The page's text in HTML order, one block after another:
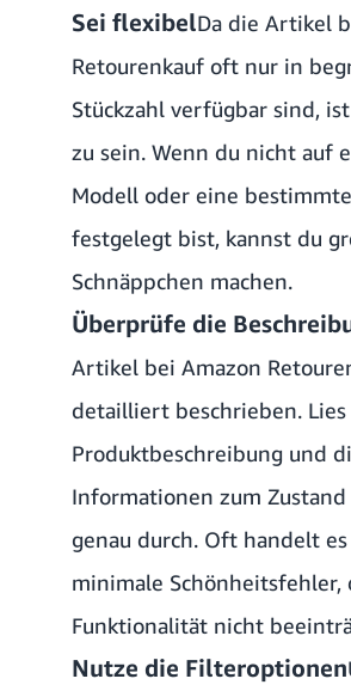
Sei flexibelDa die Artikel
Retourenkauf oft nur in
Stückzahl verfügbar sind,
zu sein. Wenn du nicht auf
Modell oder eine
festgelegt bist, kannst du
Schnäppchen machen.
Überprüfe die
Artikel bei Amazon
detailliert beschrieben.
Produktbeschreibung und
Informationen zum
genau durch. Oft handelt
minimale Schönheitsfehler,
Funktionalität nicht
Nutze die Filteroptionen